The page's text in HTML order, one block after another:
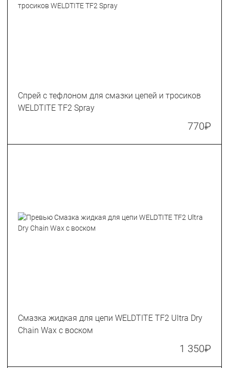
Спрей с тефлоном для смазки цепей и тросиков
WELDTITE TF2 Spray
770₽
Смазка жидкая для цепи WELDTITE TF2 Ultra Dry
Chain Wax с воском
1 350₽